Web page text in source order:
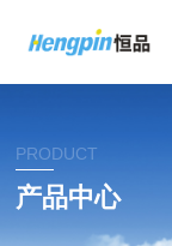
PRODUCT
产品中心